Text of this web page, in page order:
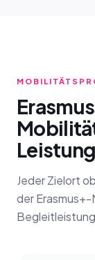
Jeder Zielort
der